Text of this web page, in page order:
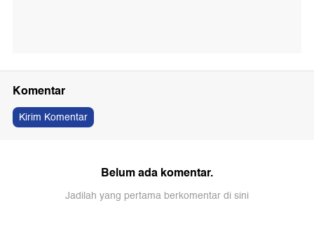
Komentar
Kirim Komentar
Belum ada komentar.
Jadilah yang pertama berkomentar di sini